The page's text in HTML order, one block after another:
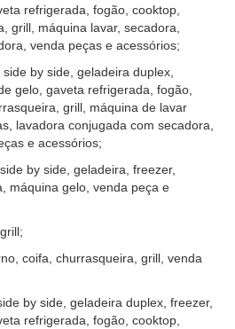
refrigerada, fogão, cooktop,
grill, máquina lavar, secadora,
venda peças e acessórios;
by side, geladeira duplex,
gelo, gaveta refrigerada, fogão,
grill, máquina de lavar
lavadora conjugada com secadora,
e acessórios;
by side, geladeira, freezer,
máquina gelo, venda peça e
coifa, churrasqueira, grill, venda
by side, geladeira duplex, freezer,
refrigerada, fogão, cooktop,